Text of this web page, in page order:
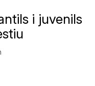
i juvenils